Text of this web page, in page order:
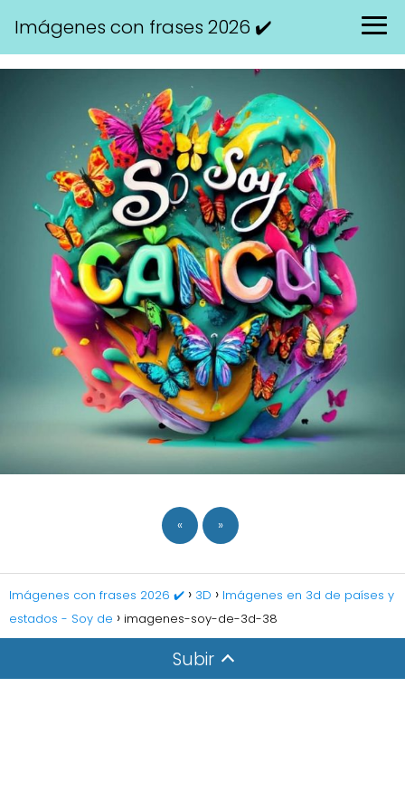
Imágenes con frases 2026 ✔️
« »
Imágenes con frases 2026 ✔️ 3D
Imágenes en 3d de países y
estados - Soy de
imagenes-soy-de-3d-38
Subir